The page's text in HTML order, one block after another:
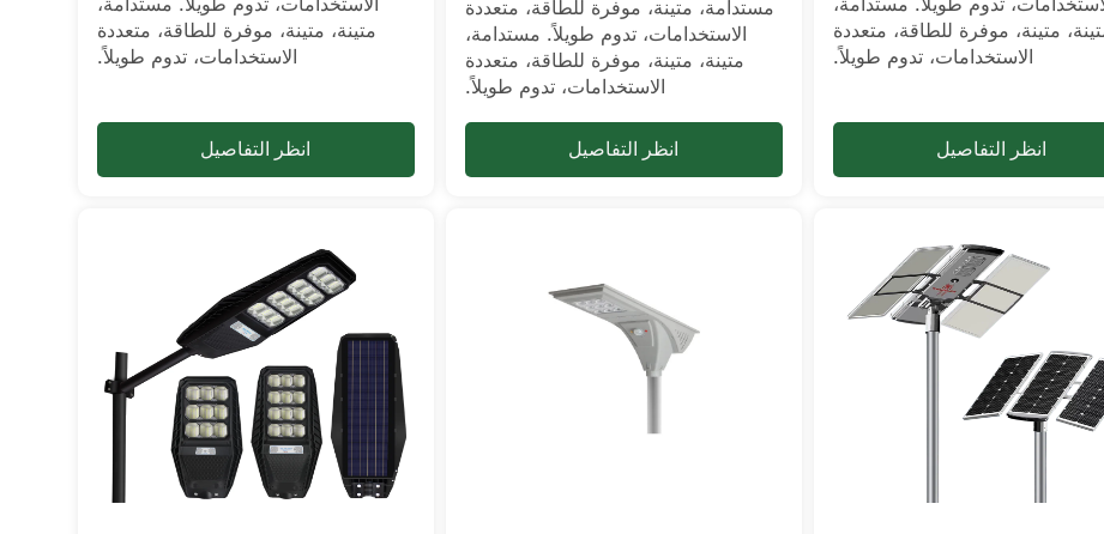
متينة، موفرة للطاقة، متعددة
الاستخدامات، تدوم طويلاً.
انظر التفاصيل
مستدامة، متينة، موفرة للطاقة، متعددة
الاستخدامات، تدوم طويلاً. مستدامة،
متينة، متينة، موفرة للطاقة، متعددة
الاستخدامات، تدوم طويلاً.
انظر التفاصيل
متينة، متينة، موفرة للطاقة، متعددة
الاستخدامات، تدوم طويلاً.
انظر التفاصيل